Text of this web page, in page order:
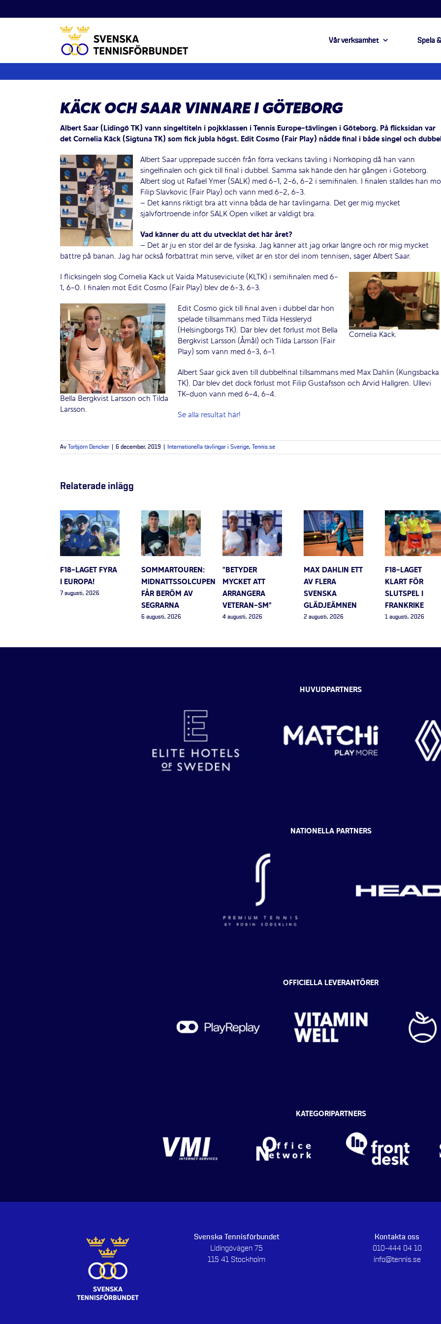
till
Vår verksamhet Spela
KÄCK OCH SAAR VINNARE I GÖTEBORG
Albert Saar (Lidingö TK) vann singeltiteln i pojkklassen i Tennis Europe-tävlingen i Göteborg. På flicksidan var
det Cornelia Käck (Sigtuna TK) som fick jubla högst. Edit Cosmo (Fair Play) nådde final i både singel och
Albert Saar upprepade succén från förra veckans tävling i Norrköping då han vann
singelfinalen och gick till final i dubbel. Samma sak hände den här gången i Göteborg.
Albert slog ut Rafael Ymer (SALK) med 6-1, 2-6, 6-2 i semifinalen. I finalen ställdes han
Filip Slavkovic (Fair Play) och vann med 6-2, 6-3.
– Det känns riktigt bra att vinna båda de här tävlingarna. Det ger mig mycket
självförtroende inför SALK Open vilket är väldigt bra.
Vad känner du att du utvecklat det här året?
– Det är ju en stor del är de fysiska. Jag känner att jag orkar längre och rör mig mycket
bättre på banan. Jag har också förbättrat min serve, vilket är en stor del inom tennisen, säger Albert Saar.
Cornelia Käck.
I flicksingeln slog Cornelia Käck ut Vaida Matuseviciute (KLTK) i semifinalen med 6-
1, 6-0. I finalen mot Edit Cosmo (Fair Play) blev de 6-3, 6-3.
Bella Bergkvist Larsson och Tilda
Larsson.
Edit Cosmo gick till final även i dubbel där hon
spelade tillsammans med Tilda Hessleryd
(Helsingborgs TK). Där blev det förlust mot Bella
Bergkvist Larsson (Åmål) och Tilda Larsson (Fair
Play) som vann med 6-3, 6-1.
Albert Saar gick även till dubbelfinal tillsammans med Max Dahlin (Kungsbacka
TK). Där blev det dock förlust mot Filip Gustafsson och Arvid Hallgren. Ullevi
TK-duon vann med 6-4, 6-4.
Se alla resultat här!
Av Torbjörn Dencker 6 december, 2019 Internationella tävlingar i Sverige, Tennis.se
Relaterade inlägg
F18-LAGET FYRA
I EUROPA!
7 augusti, 2026
SOMMARTOUREN:
MIDNATTSSOLCUPEN
FÅR BERÖM AV
SEGRARNA
6 augusti, 2026
”BETYDER
MYCKET ATT
ARRANGERA
VETERAN-SM”
4 augusti, 2026
MAX DAHLIN ETT
AV FLERA
SVENSKA
GLÄDJEÄMNEN
2 augusti, 2026
F18-LAGET
KLART FÖR
SLUTSPEL I
FRANKRIKE
1 augusti, 2026
HUVUDPARTNERS
NATIONELLA PARTNERS
OFFICIELLA LEVERANTÖRER
KATEGORIPARTNERS
Svenska Tennisförbundet
Lidingövägen 75
115 41 Stockholm
Kontakta oss
010-444 04 10
info@tennis.se